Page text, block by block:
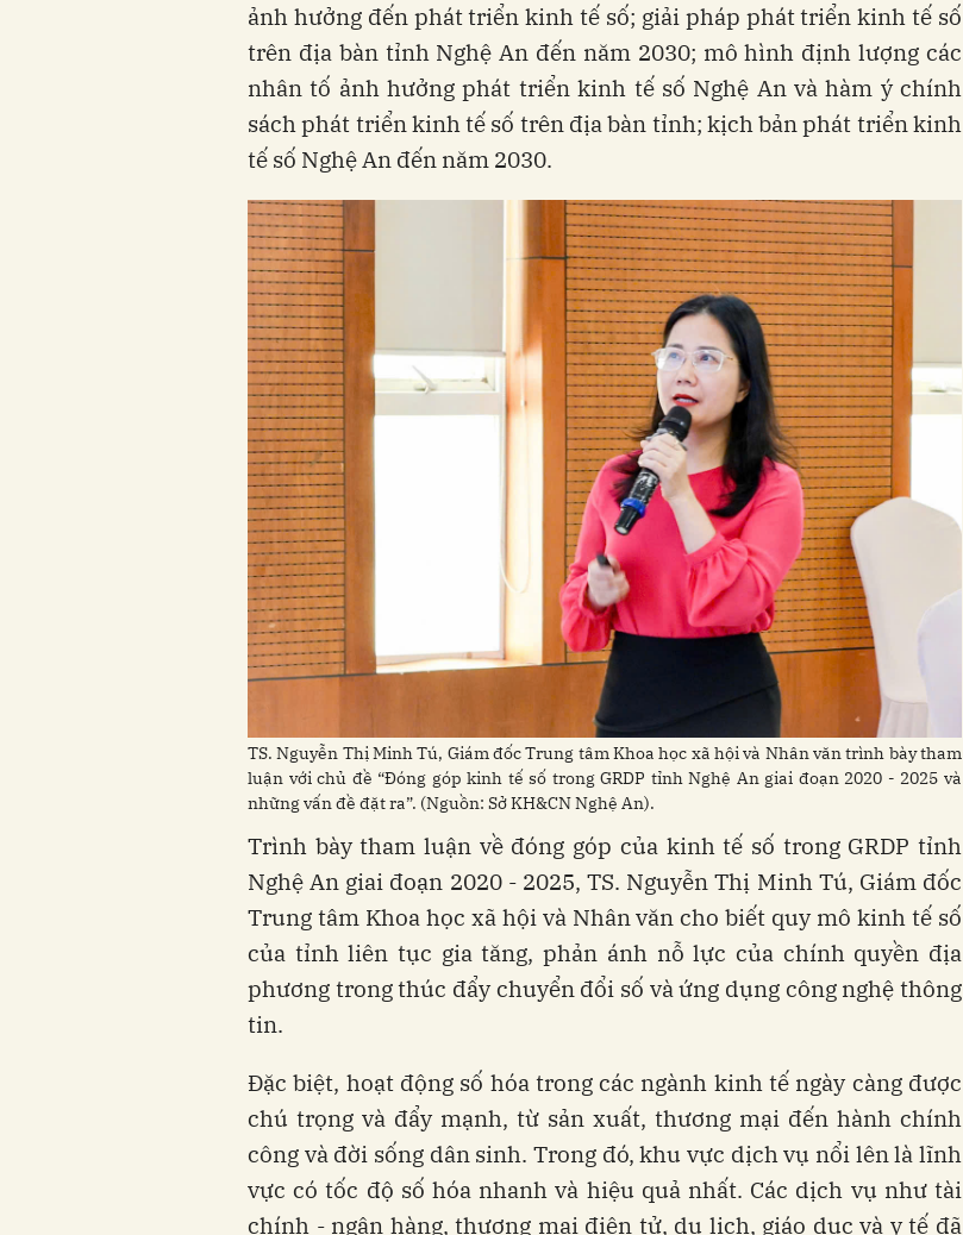
ảnh hưởng đến phát triển kinh tế số; giải pháp phát triển kinh tế số
trên địa bàn tỉnh Nghệ An đến năm 2030; mô hình định lượng các
nhân tố ảnh hưởng phát triển kinh tế số Nghệ An và hàm ý chính
sách phát triển kinh tế số trên địa bàn tỉnh; kịch bản phát triển kinh
tế số Nghệ An đến năm 2030.
TS. Nguyễn Thị Minh Tú, Giám đốc Trung tâm Khoa học xã hội và Nhân văn trình bày tham
luận với chủ đề “Đóng góp kinh tế số trong GRDP tỉnh Nghệ An giai đoạn 2020 - 2025 và
những vấn đề đặt ra”. (Nguồn: Sở KH&CN Nghệ An).
Trình bày tham luận về đóng góp của kinh tế số trong GRDP tỉnh
Nghệ An giai đoạn 2020 - 2025, TS. Nguyễn Thị Minh Tú, Giám đốc
Trung tâm Khoa học xã hội và Nhân văn cho biết quy mô kinh tế số
của tỉnh liên tục gia tăng, phản ánh nỗ lực của chính quyền địa
phương trong thúc đẩy chuyển đổi số và ứng dụng công nghệ thông
tin.
Đặc biệt, hoạt động số hóa trong các ngành kinh tế ngày càng được
chú trọng và đẩy mạnh, từ sản xuất, thương mại đến hành chính
công và đời sống dân sinh. Trong đó, khu vực dịch vụ nổi lên là lĩnh
vực có tốc độ số hóa nhanh và hiệu quả nhất. Các dịch vụ như tài
chính - ngân hàng, thương mại điện tử, du lịch, giáo dục và y tế đã